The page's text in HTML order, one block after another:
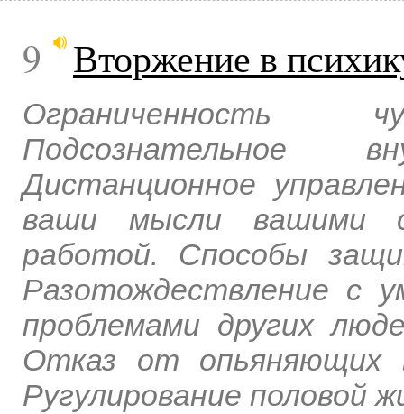
9 Вторжение в
Ограниченность
Подсознательное
Дистанционное
ваши мысли вашими
работой. Способы
Разотождествление с
проблемами других
Отказ от опьяняющих
Ругулирование половой